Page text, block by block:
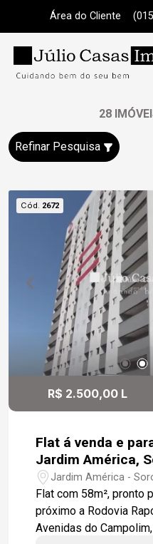
Área do Cliente
28
Refinar Pesquisa
Cód. 2672
R$ 2.500,00 L
Flat á venda e
Jardim América,
Jardim América -
Flat com 58m², pronto
próximo a Rodovia
Avenidas do